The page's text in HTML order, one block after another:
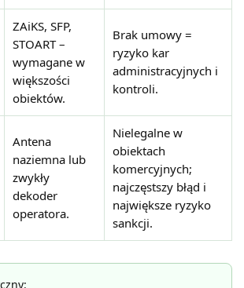
ZAiKS, SFP,
STOART –
wymagane w
większości
obiektów.
Brak umowy =
ryzyko kar
administracyjnych i
kontroli.
Antena
naziemna lub
zwykły
dekoder
operatora.
Nielegalne w
obiektach
komercyjnych;
najczęstszy błąd i
największe ryzyko
sankcji.